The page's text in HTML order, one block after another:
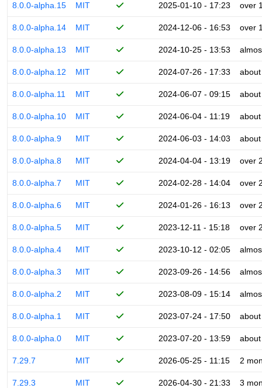
8.0.0-alpha.15 MIT 2025-01-10 - 17:23 over
8.0.0-alpha.14 MIT 2024-12-06 - 16:53 over
8.0.0-alpha.13 MIT 2024-10-25 - 13:53
8.0.0-alpha.12 MIT 2024-07-26 - 17:33
8.0.0-alpha.11 MIT 2024-06-07 - 09:15
8.0.0-alpha.10 MIT 2024-06-04 - 11:19
8.0.0-alpha.9 MIT 2024-06-03 - 14:03
8.0.0-alpha.8 MIT 2024-04-04 - 13:19 over
8.0.0-alpha.7 MIT 2024-02-28 - 14:04 over
8.0.0-alpha.6 MIT 2024-01-26 - 16:13 over
8.0.0-alpha.5 MIT 2023-12-11 - 15:18 over
8.0.0-alpha.4 MIT 2023-10-12 - 02:05
8.0.0-alpha.3 MIT 2023-09-26 - 14:56
8.0.0-alpha.2 MIT 2023-08-09 - 15:14
8.0.0-alpha.1 MIT 2023-07-24 - 17:50
8.0.0-alpha.0 MIT 2023-07-20 - 13:59
7.29.7 MIT 2026-05-25 - 11:15 2
7.29.3 MIT 2026-04-30 - 21:33 3